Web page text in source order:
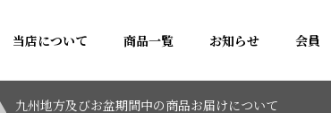
当店について 商品一覧 お知らせ 会員
九州地方及びお盆期間中の商品お届けについて